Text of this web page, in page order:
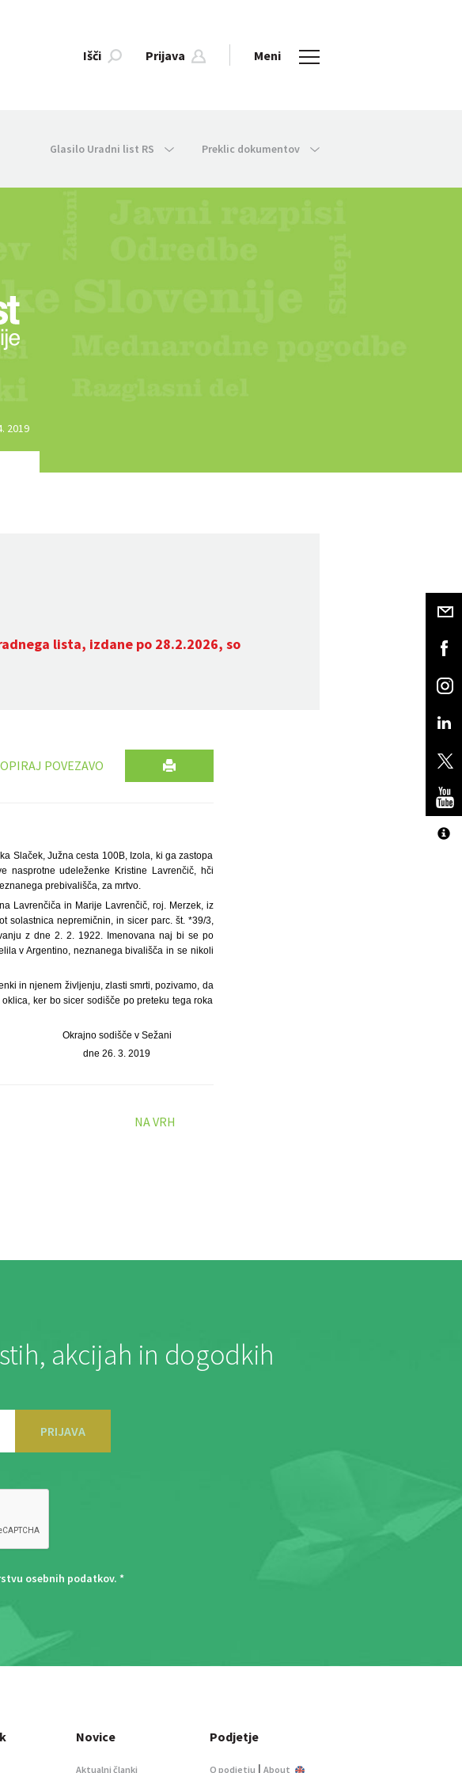
Išči Prijava Meni
Glasilo Uradni list RS Preklic dokumentov
2019
lista, izdane po 28.2.2026, so
POVEZAVO
Slaček, Južna cesta 100B, Izola, ki ga zastopa
nasprotne udeleženke Kristine Lavrenčič, hči
prebivališča, za mrtvo.
Lavrenčiča in Marije Lavrenčič, roj. Merzek, iz
solastnica nepremičnin, in sicer parc. št. *39/3,
z dne 2. 2. 1922. Imenovana naj bi se po
v Argentino, neznanega bivališča in se nikoli
in njenem življenju, zlasti smrti, pozivamo, da
ker bo sicer sodišče po preteku tega roka
Okrajno sodišče v Sežani
dne 26. 3. 2019
NA VRH
akcijah in dogodkih
PRIJAVA
osebnih podatkov. *
Novice
Aktualni članki
Podjetje
O podjetju | About